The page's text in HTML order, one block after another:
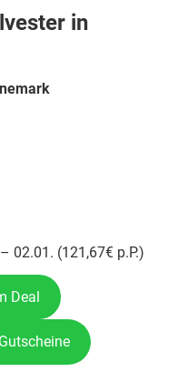
in
02.01. (121,67€ p.P.)
Deal